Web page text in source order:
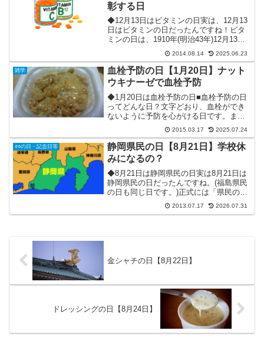
彰する日
◆12月13日はビタミンの日実は、12月13
日はビタミンの日だったんですね！ビタ
ミンの日は、1910年(明治43年)12月13
日、医学者であり農芸化学研究者の鈴木
梅太郎氏が、米糠(こめぬか)の中から脚気
(かっけ)の予防効果がある成分「オリザ...
2014.08.14 2025.06.23
雑学
血栓予防の日【1月20日】ナット
ウキナーゼで血栓予防
◆1月20日は血栓予防の日■血栓予防の日
ってどんな日？文字どおり、血栓ができ
ないように予防を心がける日です。ま
た、血栓を溶かす効果がある「ナットウ
キナーゼ」の存在を広めるように啓発す
る日でもあります。血栓は、血液が固ま
ったものです。本来は、...
2015.03.17 2025.07.24
○○の日・記念日等
静岡県民の日【8月21日】学校休
みになるの？
◆8月21日は静岡県民の日実は8月21日は
静岡県民の日だったんですね。(福島県民
の日も同じ日です。)正式には「県民の
日」が正しい名称で、前に県名はつきま
せん。静岡県の位置はここ↓1876年(明治9
2013.07.17 2026.07.31
金シャチの日【8月22日】
ドレッシングの日【8月24日】